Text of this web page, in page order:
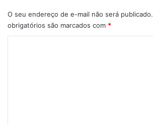
O seu endereço de e-mail não será publicado.
obrigatórios são marcados com *